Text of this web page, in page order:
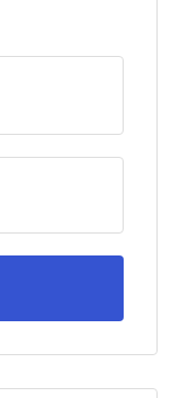
1
0